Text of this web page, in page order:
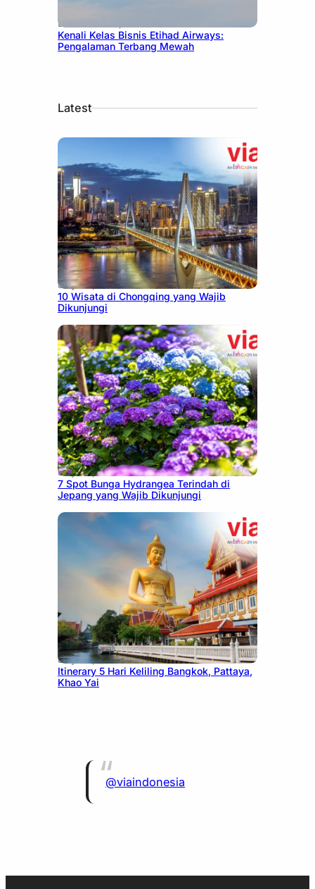
December 27, 2024
Kenali Kelas Bisnis Etihad Airways:
Pengalaman Terbang Mewah
Latest
July 30, 2026
10 Wisata di Chongqing yang Wajib
Dikunjungi
July 23, 2026
7 Spot Bunga Hydrangea Terindah di
Jepang yang Wajib Dikunjungi
July 20, 2026
Itinerary 5 Hari Keliling Bangkok, Pattaya,
Khao Yai
@viaindonesia